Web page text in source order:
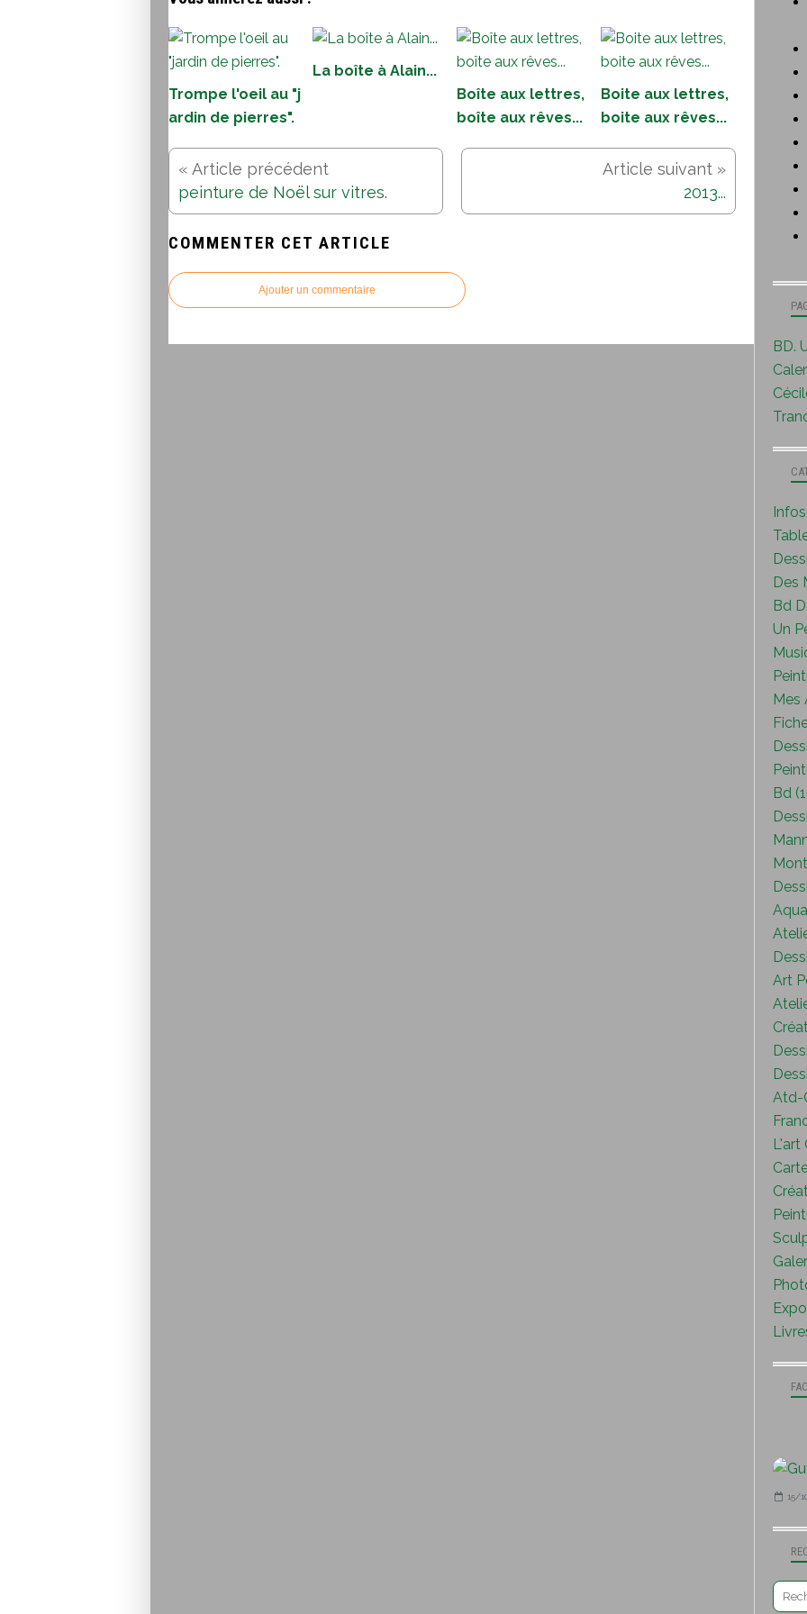
Trompe l'oeil au "j
ardin de pierres".
La boîte à Alain...
Boîte aux lettres,
boîte aux rêves...
Boite aux lettres,
boite aux rêves...
peinture de Noël sur vitres. 2013...
COMMENTER CET ARTICLE
Ajouter un commentaire
15/
BD.
Des
Bd
Un
Mes
Bd
Art
Atd-
L'art